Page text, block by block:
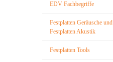
EDV Fachbegriffe
Festplatten Geräusche und
Festplatten Akustik
Festplatten Tools